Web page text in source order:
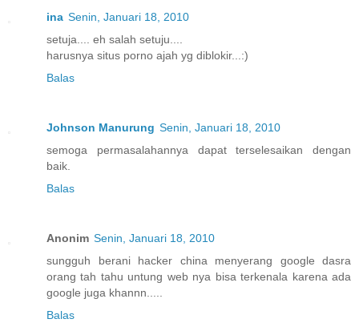
ina Senin, Januari 18, 2010
setuja.... eh salah setuju....
harusnya situs porno ajah yg diblokir...:)
Balas
Johnson Manurung Senin, Januari 18, 2010
semoga permasalahannya dapat terselesaikan dengan
baik.
Balas
Anonim Senin, Januari 18, 2010
sungguh berani hacker china menyerang google dasra
orang tah tahu untung web nya bisa terkenala karena ada
google juga khannn.....
Balas